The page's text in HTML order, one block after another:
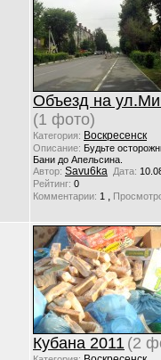
Объезд на
(1 фото)
Категория: Воскресенск
Описание: Будьте
Бани до Апельсина.
Автор: Savu6ka Дата:
Рейтинг: 0
Комментарии: 1 ,
Кубана 2011 (2